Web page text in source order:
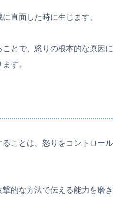
直面した時に生じます。
とで、怒りの根本的な原因に
す。
ことは、怒りをコントロール
的な方法で伝える能力を磨き